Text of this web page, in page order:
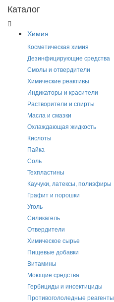
Каталог
Химия
Косметическая химия
Дезинфицирующие средства
Смолы и отвердители
Химические реактивы
Индикаторы и красители
Растворители и спирты
Масла и смазки
Охлаждающая жидкость
Кислоты
Пайка
Соль
Техпластины
Каучуки, латексы, полиэфиры
Графит и порошки
Уголь
Силикагель
Отвердители
Химическое сырье
Пищевые добавки
Витамины
Моющие средства
Гербициды и инсектициды
Противогололедные реагенты